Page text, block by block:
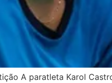
A paratleta Karol